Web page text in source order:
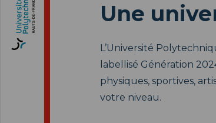
Une
L’Université
labellisé Génération
physiques, sportives,
votre niveau.